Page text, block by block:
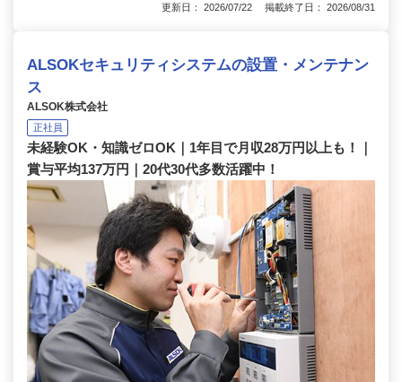
更新日： 2026/07/22 掲載終了日： 2026/08/31
ALSOKセキュリティシステムの設置・メンテナン
ス
ALSOK株式会社
正社員
未経験OK・知識ゼロOK｜1年目で月収28万円以上も！｜
賞与平均137万円｜20代30代多数活躍中！